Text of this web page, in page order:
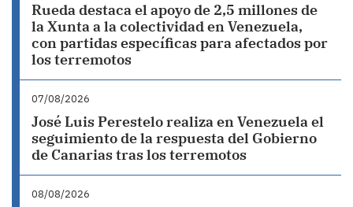
Rueda destaca el apoyo de 2,5 millones de
la Xunta a la colectividad en Venezuela,
con partidas específicas para afectados por
los terremotos
07/08/2026
José Luis Perestelo realiza en Venezuela el
seguimiento de la respuesta del Gobierno
de Canarias tras los terremotos
08/08/2026